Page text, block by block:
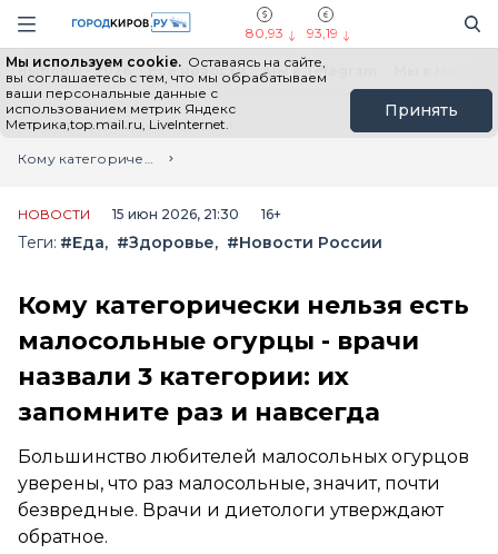
Навигация сайта
80,93 93,19
Мы используем cookie. Оставаясь на сайте,
вы соглашаетесь с тем, что мы обрабатываем
ваши персональные данные с
использованием метрик Яндекс
Метрика,top.mail.ru, LiveInternet.
Принять
Выборы - 2026 Все новости Мы в Telegram
Главная
Лента новостей
Кому категорически нельзя есть малосольные огурцы - врачи назвали 3 категории: их запомните раз и навсегда
НОВОСТИ 15 июн 2026, 21:30 16+
Теги: #Еда #Здоровье #Новости России
Кому категорически нельзя есть
малосольные огурцы - врачи
назвали 3 категории: их
запомните раз и навсегда
Большинство любителей малосольных огурцов
уверены, что раз малосольные, значит, почти
безвредные. Врачи и диетологи утверждают
обратное.